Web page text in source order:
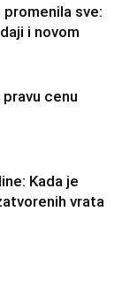
sve:
i novom
cenu
Kada je
vrata